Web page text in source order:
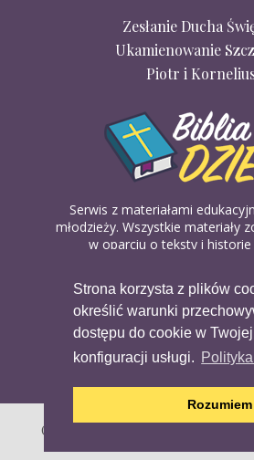
Strona korzysta z plików
określić warunki
dostępu do cookie w
konfiguracji usługi.
Rozumiem
Zesłanie Ducha
Ukamienowanie
Piotr i
Serwis z materiałami
młodzieży. Wszystkie materiały
w oparciu o teksty i
biblijnych. Można je
udostępniać bez żadnych
dostępnych na serwisie nie
w celach
Copyright (c) 2020 Copyright Holder